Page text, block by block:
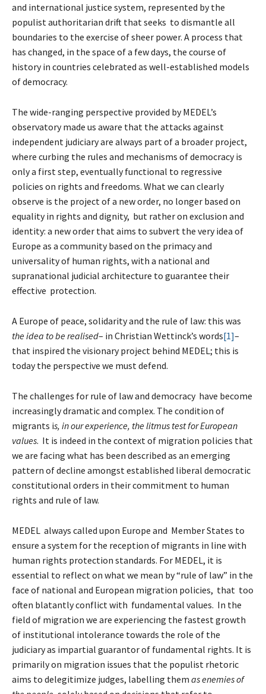
and international justice system, represented by the
populist authoritarian drift that seeks to dismantle all
boundaries to the exercise of sheer power. A process that
has changed, in the space of a few days, the course of
history in countries celebrated as well-established models
of democracy.
The wide-ranging perspective provided by MEDEL’s
observatory made us aware that the attacks against
independent judiciary are always part of a broader project,
where curbing the rules and mechanisms of democracy is
only a first step, eventually functional to regressive
policies on rights and freedoms. What we can clearly
observe is the project of a new order, no longer based on
equality in rights and dignity, but rather on exclusion and
identity: a new order that aims to subvert the very idea of
Europe as a community based on the primacy and
universality of human rights, with a national and
supranational judicial architecture to guarantee their
effective protection.
A Europe of peace, solidarity and the rule of law: this was
the idea to be realised– in Christian Wettinck’s words[1]–
that inspired the visionary project behind MEDEL; this is
today the perspective we must defend.
The challenges for rule of law and democracy have become
increasingly dramatic and complex. The condition of
migrants is, in our experience, the litmus test for European
values. It is indeed in the context of migration policies that
we are facing what has been described as an emerging
pattern of decline amongst established liberal democratic
constitutional orders in their commitment to human
rights and rule of law.
MEDEL always called upon Europe and Member States to
ensure a system for the reception of migrants in line with
human rights protection standards. For MEDEL, it is
essential to reflect on what we mean by “rule of law” in the
face of national and European migration policies, that too
often blatantly conflict with fundamental values. In the
field of migration we are experiencing the fastest growth
of institutional intolerance towards the role of the
judiciary as impartial guarantor of fundamental rights. It is
primarily on migration issues that the populist rhetoric
aims to delegitimize judges, labelling them as enemies of